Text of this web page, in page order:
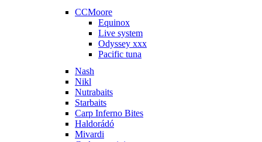
CCMoore
Equinox
Live system
Odyssey xxx
Pacific tuna
Nash
Nikl
Nutrabaits
Starbaits
Carp Inferno Bites
Haldorádó
Mivardi